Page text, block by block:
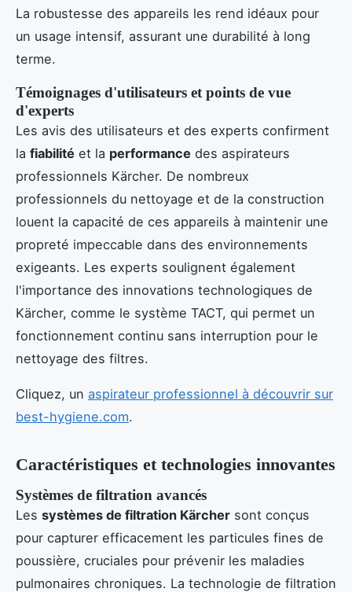
La robustesse des appareils les rend idéaux pour
un usage intensif, assurant une durabilité à long
terme.
Témoignages d'utilisateurs et points de vue
d'experts
Les avis des utilisateurs et des experts confirment
la fiabilité et la performance des aspirateurs
professionnels Kärcher. De nombreux
professionnels du nettoyage et de la construction
louent la capacité de ces appareils à maintenir une
propreté impeccable dans des environnements
exigeants. Les experts soulignent également
l'importance des innovations technologiques de
Kärcher, comme le système TACT, qui permet un
fonctionnement continu sans interruption pour le
nettoyage des filtres.
Cliquez, un aspirateur professionnel à découvrir sur
best-hygiene.com.
Caractéristiques et technologies innovantes
Systèmes de filtration avancés
Les systèmes de filtration Kärcher sont conçus
pour capturer efficacement les particules fines de
poussière, cruciales pour prévenir les maladies
pulmonaires chroniques. La technologie de filtration